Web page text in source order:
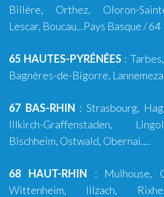
Billère, Orthez, Oloron-
Lescar, Boucau...Pays Basque/ 64
65 HAUTES-PYRÉNÉES : Tarbes,
Bagnères-de-Bigorre,
67 BAS-RHIN : Strasbourg,
Illkirch-Graffenstaden,
Bischheim, Ostwald, Obernai....
68 HAUT-RHIN : Mulhouse,
Wittenheim, Illzach,